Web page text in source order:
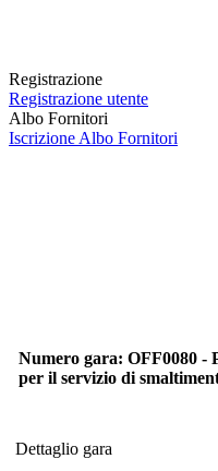
Registrazione
Registrazione utente
Albo Fornitori
Iscrizione Albo Fornitori
Numero gara: OFF0080 -
per il servizio di
Dettaglio gara